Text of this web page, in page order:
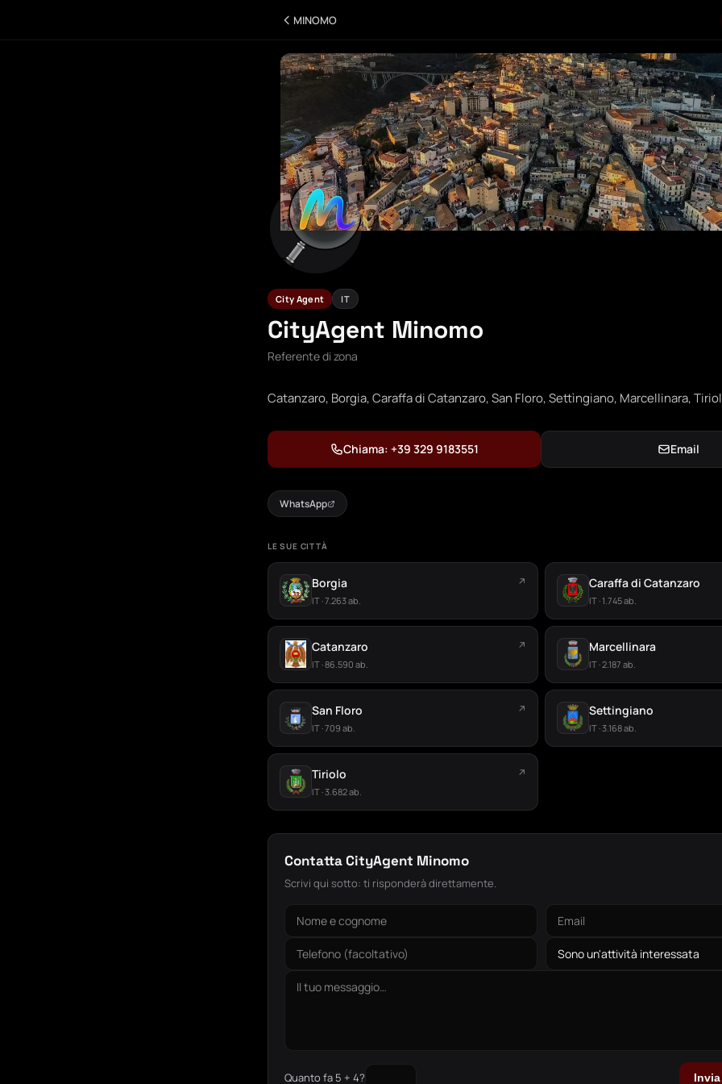
MINOMO
City Agent IT
CityAgent Minomo
Referente di zona
Catanzaro, Borgia, Caraffa di Catanzaro, San Floro, Settìngiano, Marcellinara,
Chiama: +39 329 9183551 Email
WhatsApp
LE SUE CITTÀ
Borgia
IT · 7.263 ab.
↗ Caraffa di Catanzaro
IT · 1.745 ab.
Catanzaro
IT · 86.590 ab.
↗ Marcellinara
IT · 2.187 ab.
San Floro
IT · 709 ab.
↗ Settingiano
IT · 3.168 ab.
Tiriolo
IT · 3.682 ab.
↗
Contatta CityAgent Minomo
Scrivi qui sotto: ti risponderà direttamente.
Quanto fa 5 + 4?